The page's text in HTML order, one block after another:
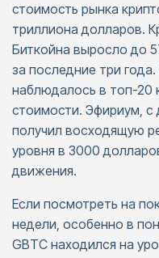
стоимость рынка
триллиона долларов.
Биткойна выросло до
за последние три
наблюдалось в топ-20
стоимости. Эфириум, с
получил восходящую
уровня в 3000
движения.
Если посмотреть на
недели, особенно в
GBTC находился на